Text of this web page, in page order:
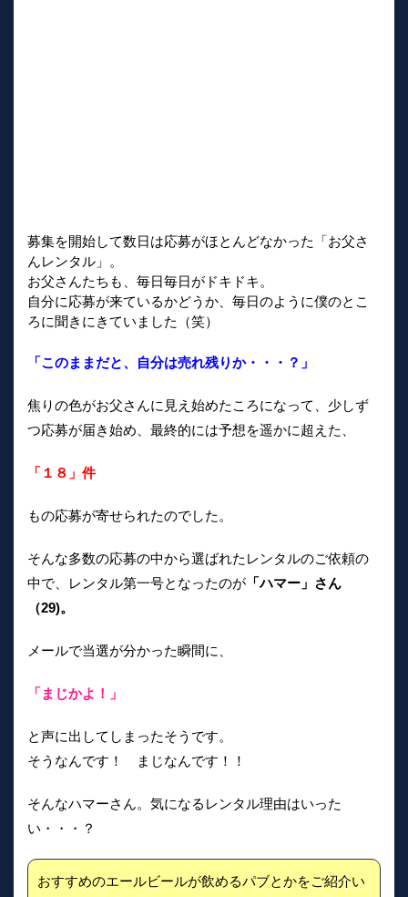
募集を開始して数日は応募がほとんどなかった「お父さ
んレンタル」。
お父さんたちも、毎日毎日がドキドキ。
自分に応募が来ているかどうか、毎日のように僕のとこ
ろに聞きにきていました（笑）
「このままだと、自分は売れ残りか・・・？」
焦りの色がお父さんに見え始めたころになって、少しず
つ応募が届き始め、最終的には予想を遥かに超えた、
「１８」件
もの応募が寄せられたのでした。
そんな多数の応募の中から選ばれたレンタルのご依頼の
中で、レンタル第一号となったのが 「ハマー」さん
（29)。
メールで当選が分かった瞬間に、
「まじかよ！」
と声に出してしまったそうです。
そうなんです！ まじなんです！！
そんなハマーさん。気になるレンタル理由はいった
い・・・？
おすすめのエールビールが飲めるパブとかをご紹介い